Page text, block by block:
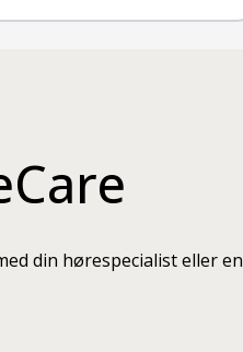
din hørespecialist eller en